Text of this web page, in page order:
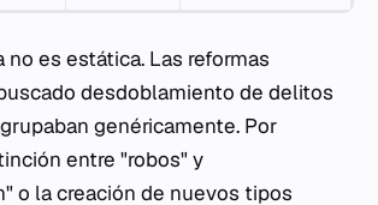
no es estática. Las reformas
desdoblamiento de delitos
genéricamente. Por
entre "robos" y
o la creación de nuevos tipos